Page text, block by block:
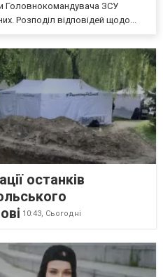
Головнокомандувача ЗСУ
Розподіл відповідей щодо...
останків
10:43, Сьогодні